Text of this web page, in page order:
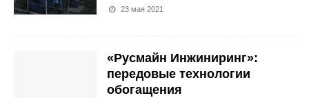
23 мая 2021
«Русмайн Инжиниринг»:
передовые технологии
обогащения